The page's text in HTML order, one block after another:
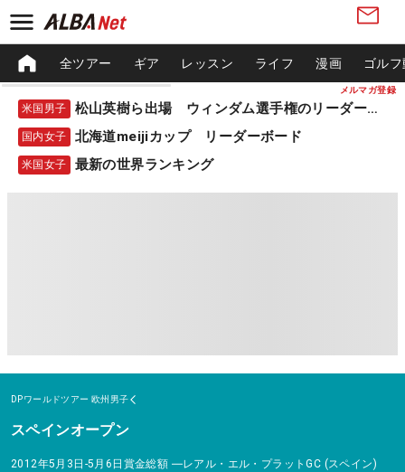
メルマガ登録
全ツアー ギア レッスン ライフ 漫画 ゴル
米国男子 松山英樹ら出場 ウィンダム選手権のリーダーボード
国内女子 北海道meijiカップ リーダーボード
米国女子 最新の世界ランキング
DPワールドツアー 欧州男子
スペインオープン
2012年5月3日-5月6日 賞金総額 ―レアル・エル・プラットGC (スペイン)